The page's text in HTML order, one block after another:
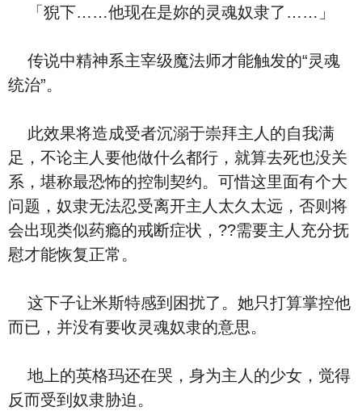
「猊下……他现在是妳的灵魂奴隶了……」
传说中精神系主宰级魔法师才能触发的“灵魂
统治”。
此效果将造成受者沉溺于崇拜主人的自我满
足，不论主人要他做什么都行，就算去死也没关
系，堪称最恐怖的控制契约。可惜这里面有个大
问题，奴隶无法忍受离开主人太久太远，否则将
会出现类似药瘾的戒断症状，??需要主人充分抚
慰才能恢复正常。
这下子让米斯特感到困扰了。她只打算掌控他
而已，并没有要收灵魂奴隶的意思。
地上的英格玛还在哭，身为主人的少女，觉得
反而受到奴隶胁迫。